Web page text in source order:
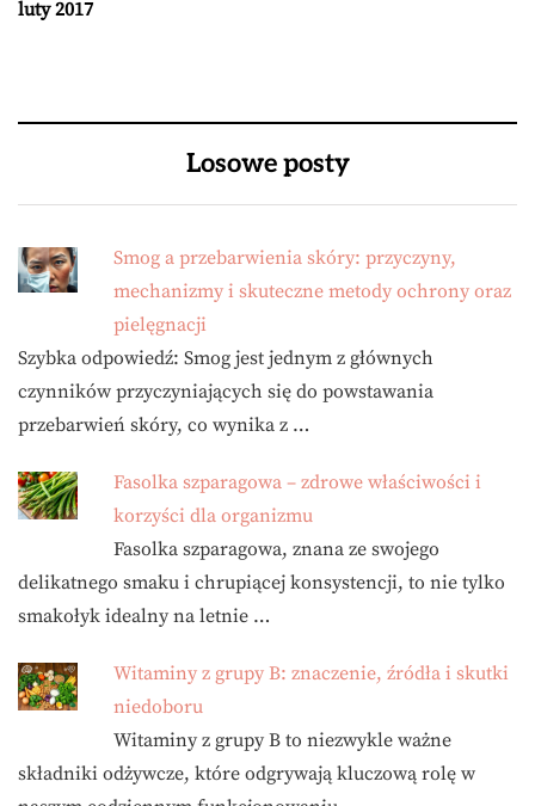
luty 2017
Losowe posty
Smog a przebarwienia skóry: przyczyny,
mechanizmy i skuteczne metody ochrony oraz
pielęgnacji
Szybka odpowiedź: Smog jest jednym z głównych
czynników przyczyniających się do powstawania
przebarwień skóry, co wynika z …
Fasolka szparagowa – zdrowe właściwości i
korzyści dla organizmu
Fasolka szparagowa, znana ze swojego
delikatnego smaku i chrupiącej konsystencji, to nie tylko
smakołyk idealny na letnie …
Witaminy z grupy B: znaczenie, źródła i skutki
niedoboru
Witaminy z grupy B to niezwykle ważne
składniki odżywcze, które odgrywają kluczową rolę w